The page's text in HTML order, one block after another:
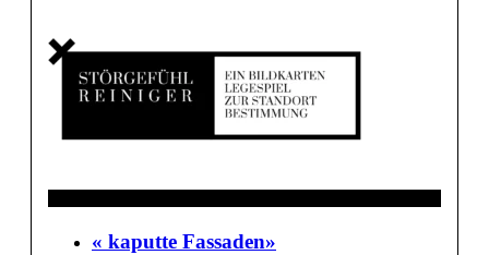
« kaput­te Fassaden»